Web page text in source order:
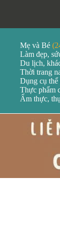
Mẹ và Bé
Làm đẹp,
Du lịch,
Thời trang
Dụng cụ
Thực phẩm
Ẩm thực,